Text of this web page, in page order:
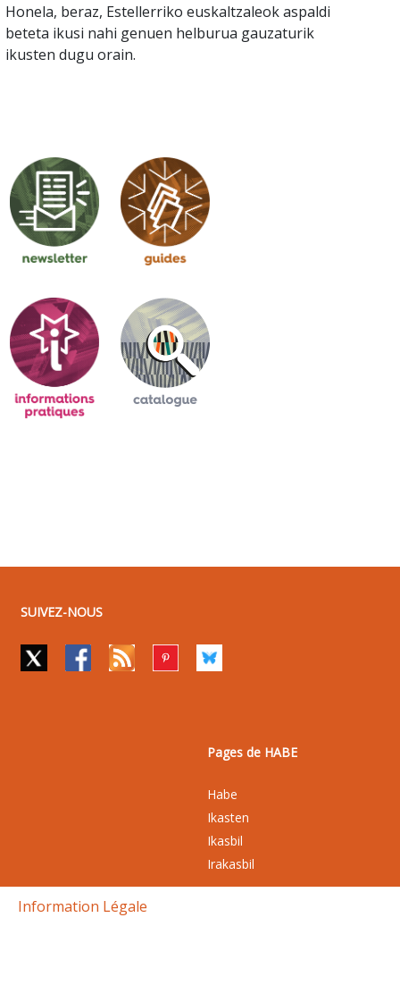
Honela, beraz, Estellerriko euskaltzaleok aspaldi
beteta ikusi nahi genuen helburua gauzaturik
ikusten dugu orain.
SUIVEZ-NOUS
Pages de HABE
Habe
Ikasten
Ikasbil
Irakasbil
Information Légale